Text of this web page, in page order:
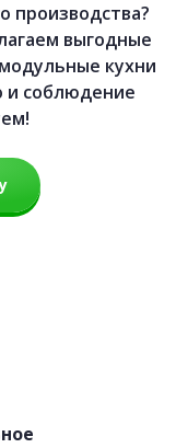
производства?
выгодные
кухни
и соблюдение